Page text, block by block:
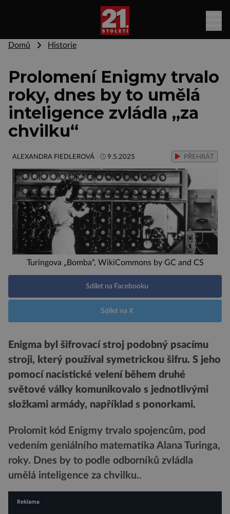
Domů Historie
Prolomení Enigmy trvalo
roky, dnes by to umělá
inteligence zvládla „za
chvilku“
ALEXANDRA FIEDLEROVÁ 9.5.2025 PŘEHRÁT
Turingova „Bomba“, WikiCommons by GC and CS
Sdílet na Facebooku
Sdílet na X
Enigma byl šifrovací stroj podobný psacímu
stroji, který používal symetrickou šifru. S jeho
pomocí nacistické velení během druhé
světové války komunikovalo s jednotlivými
složkami armády, například s ponorkami.
Prolomit kód Enigmy trvalo spojencům, pod
vedením geniálního matematika Alana Turinga,
roky. Dnes by to podle odborníků zvládla
umělá inteligence za chvilku..
Reklama